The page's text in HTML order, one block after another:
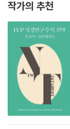
작가의 추천